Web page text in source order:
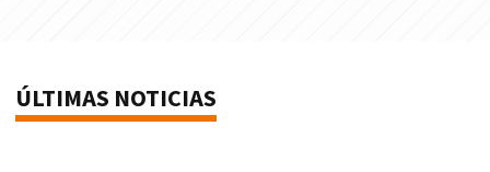
ÚLTIMAS NOTICIAS